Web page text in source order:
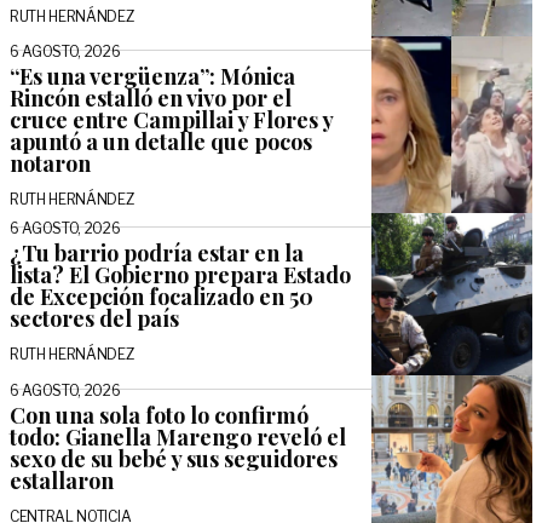
RUTH HERNÁNDEZ
6 AGOSTO, 2026
“Es una vergüenza”: Mónica
Rincón estalló en vivo por el
cruce entre Campillai y Flores y
apuntó a un detalle que pocos
notaron
RUTH HERNÁNDEZ
6 AGOSTO, 2026
¿Tu barrio podría estar en la
lista? El Gobierno prepara Estado
de Excepción focalizado en 50
sectores del país
RUTH HERNÁNDEZ
6 AGOSTO, 2026
Con una sola foto lo confirmó
todo: Gianella Marengo reveló el
sexo de su bebé y sus seguidores
estallaron
CENTRAL NOTICIA